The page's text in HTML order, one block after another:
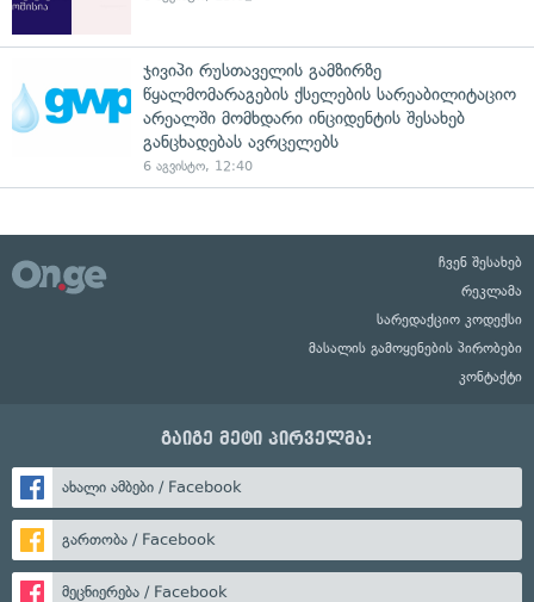
ჯივიპი რუსთაველის გამზირზე
წყალმომარაგების ქსელების სარეაბილიტაციო
არეალში მომხდარი ინციდენტის შესახებ
განცხადებას ავრცელებს
6 აგვისტო, 12:40
ჩვენ შესახებ
რეკლამა
სარედაქციო კოდექსი
მასალის გამოყენების პირობები
კონტაქტი
გაიგე მეტი პირველმა:
ახალი ამბები / Facebook
გართობა / Facebook
მეცნიერება / Facebook